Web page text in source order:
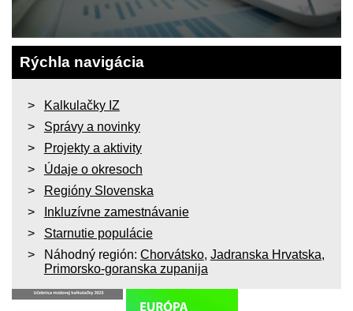
Rýchla navigácia
Kalkulačky IZ
Správy a novinky
Projekty a aktivity
Údaje o okresoch
Regióny Slovenska
Inkluzívne zamestnávanie
Starnutie populácie
Náhodný región: Chorvátsko, Jadranska Hrvatska,
Primorsko-goranska zupanija